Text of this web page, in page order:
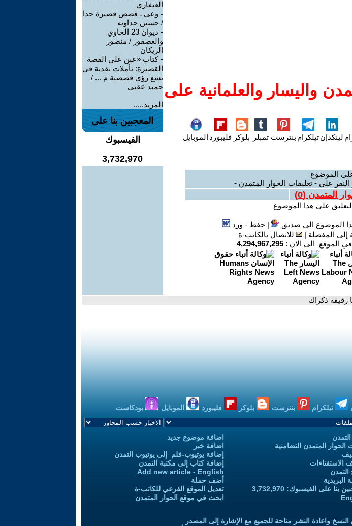
واليسار والعلمانية على
لينكدإنتيلكرام بنترست تمبلر بلوكر فليبورد الموبايل
الموضوع
على - تعليقات الحوار المتمدن -
المتمدن (0
)
على هذا الموضوع
الموضوع الى صديق |حفظ - ورد
إلى المفضلة |
للاتصال بالكاتب-ة
الموقع الى الان : 4,294,967,295
العيفاري
- وعي ـ قصص قصيرة جدا
/ حسين جداونه
-
ديوان 23 الحاوي
والعصفور / منصور
الريكان
-كتاب «عين على القصة
القصيرة: تأملات نقدية في
تسع رؤى قصصية م ... /
حميد عقبي
المزيد.....
المعجبين بنا على
الفيسبوك
3,732,970
ذكراك
تيلكرام بنترست بلوكر فليبورد الموبايل بودكاست
التمدن
الحوار المتمدن التضامنية
الاستفتاءات
البريدية
بنا على الفيسبوك: 3,732,970
اضافة موضوع جديد
اضافة خبر
إضافة يوتيوب-فلم إلى يوتيوب التمدن
إضافة كتاب إلى مكتبة التمدن
Add new article - English
أضف حملة
تعديل الموقع الفرعي للكاتب-ة
ابحث في موقع الحوار المتمدن
واعادة النشر متاحة للجميع مع الإشارة إلى المصدر